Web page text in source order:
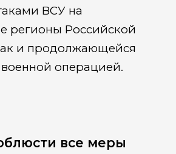
ВСУ на
регионы Российской
и продолжающейся
операцией.
все меры